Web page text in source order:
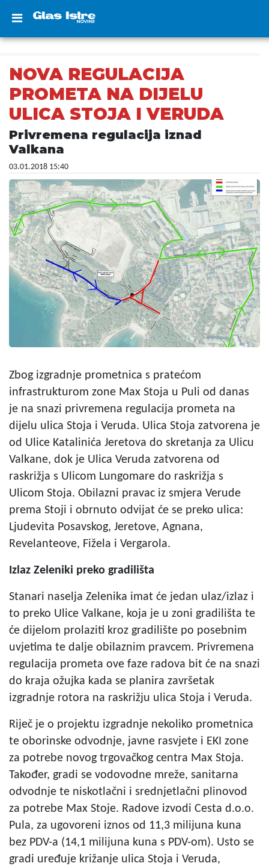
NOVA REGULACIJA
PROMETA NA DIJELU
ULICA STOJA I VERUDA
Privremena regulacija iznad
Valkana
03.01.2018 15:40
Zbog izgradnje prometnica s pratećom
infrastrukturom zone Max Stoja u Puli od danas
je na snazi privremena regulacija prometa na
dijelu ulica Stoja i Veruda. Ulica Stoja zatvorena je
od Ulice Katalinića Jeretova do skretanja za Ulicu
Valkane, dok je Ulica Veruda zatvorena od
raskrižja s Ulicom Lungomare do raskrižja s
Ulicom Stoja. Obilazni pravac iz smjera Verude
prema Stoji i obrnuto odvijat će se preko ulica:
Ljudevita Posavskog, Jeretove, Agnana,
Revelanteove, Fižela i Vergarola.
Izlaz Zeleniki preko gradilišta
Stanari naselja Zelenika imat će jedan ulaz/izlaz i
to preko Ulice Valkane, koja je u zoni gradilišta te
će dijelom prolaziti kroz gradilište po posebnim
uvjetima te dalje obilaznim pravcem. Privremena
regulacija prometa ove faze radova bit će na snazi
do kraja ožujka kada se planira završetak
izgradnje rotora na raskrižju ulica Stoja i Veruda.
Riječ je o projektu izgradnje nekoliko prometnica
te oborinske odvodnje, javne rasvjete i EKI zone
za potrebe novog trgovačkog centra Max Stoja.
Također, gradi se vodovodne mreže, sanitarna
odvodnje te niskotlačni i srednjetlačni plinovod
za potrebe Max Stoje. Radove izvodi Cesta d.o.o.
Pula, za ugovoreni iznos od 11,3 milijuna kuna
bez PDV-a (14,1 milijuna kuna s PDV-om). Usto se
gradi uređuje križanje ulica Stoja i Veruda,